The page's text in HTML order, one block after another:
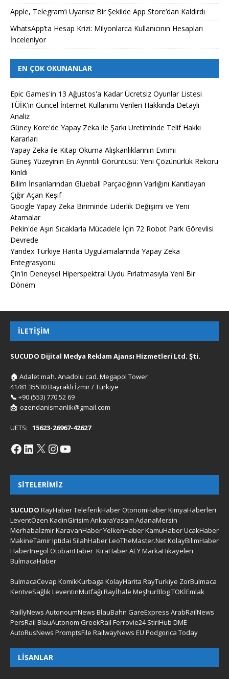
Apple, Telegram’ı Uyarısız Bir Şekilde App Store’dan Kaldırdı
WhatsApp’ta Hesap Krizi: Milyonlarca Kullanıcının Hesapları
İnceleniyor
EN ÇOK OKUNANLAR
Epic Games'in 13 Ağustos'a Kadar Ücretsiz Oyunlar Listesi
TÜİK'in Güncel İnternet Kullanımı Verileri Hakkında Detaylı
Analiz
Güney Kore'de Yapay Zeka ile Şarkı Üretiminde Telif Hakkı
Kararları
Yapay Zeka ile Kitap Okuma Alışkanlıklarının Evrimi
Güneş Yüzeyinin En Ayrıntılı Görüntüsü: Yeni Çözünürlük Rekoru
Kırıldı
Bilim İnsanlarından Glueball Parçacığının Varlığını Kanıtlayan
Çığır Açan Keşif
Google Yapay Zeka Biriminde Liderlik Değişimi ve Yeni
Atamalar
Pekin'de Aşırı Sıcaklarla Mücadele İçin 72 Robot Park Görevlisi
Devrede
Yandex Türkiye Harita Uygulamalarında Yapay Zeka
Entegrasyonu
Çin'in Deneysel Hiperspektral Uydu Fırlatmasıyla Yeni Bir
Dönem
İLETIŞIM
SUCUDO Dijital Medya Reklam Ajansı Hizmetleri Ltd. Şti.
🏠 Adalet mah. Anadolu cad. Megapol Tower
41/81 35530 Bayraklı İzmir / Türkiye
📞 +90 (553) 770 52 69
📩 ozendanismanlik@gmail.com
UETS: 15623-26967-42627
SITELERIMIZ
SUCUDO RayHaberTeleferikHaber OtonomHaberKimyaHaberleri
LeventÖzen KadinGirisim AnkaraYasam AdanaMersin
MerhabaİzmirKaravanHaberYelkenHaberKamuHaberUcakHaber
MakineTamirIptidai SilahHaberLeoTheMaster.NetKolayBilimHaber
HaberInegol OtobanHaber KiraHaberAEYMarkaHikayeleri
BulmacaHaber
BulmacaCevap KomikKurbaga KolayHarita RayTurkiye ZorBulmaca
KentveSağlıkLeventinMutfağı Rayİhale MeşhurBlogTOKİEmlak
RaillyNews AutonoumNews BlauBahn GareExpress ArabRailNews
PersRail BlauAutonom GreekRail Ferrovie24 StiriHub DME
AutoRusNews PromptsFile RailwayNews EU Podgorica Today
LISANLAR